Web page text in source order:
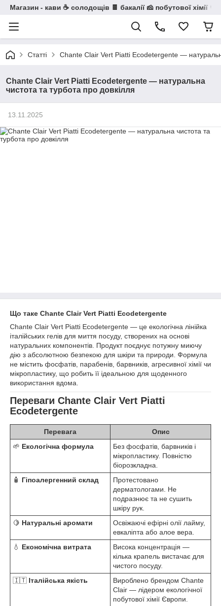
Магазин - кави ☕ солодощів 🍫 бакалії 🧀 побутової хімії 🧼
Статті Chante Clair Vert Piatti Ecodetergente —
Chante Clair Vert Piatti Ecodetergente — натуральна
чистота та турбота про довкілля
13.11.2025
Що таке Chante Clair Vert Piatti Ecodetergente
Chante Clair Vert Piatti Ecodetergente — це екологічна лінійка
італійських гелів для миття посуду, створених на основі
натуральних компонентів. Продукт поєднує потужну миючу
дію з абсолютною безпекою для шкіри та природи. Формула
не містить фосфатів, парабенів, барвників, агресивної хімії чи
мікропластику, що робить її ідеальною для щоденного
використання вдома.
Переваги Chante Clair Vert Piatti
Ecodetergente
Перевага
Опис
🌱 Екологічна формула
Без фосфатів, барвників і
мікропластику. Повністю
біорозкладна.
🧴 Гіпоалергенний склад
Протестовано
дерматологами. Не
подразнює та не сушить
шкіру рук.
🍋 Натуральні аромати
Освіжаючі ефірні олії лайму,
евкаліпта або алое вера.
💧 Економічна витрата
Висока концентрація —
кілька крапель вистачає для
чистого посуду.
🇮🇹 Італійська якість
Вироблено брендом Chante
Clair — лідером екологічної
побутової хімії Європи.